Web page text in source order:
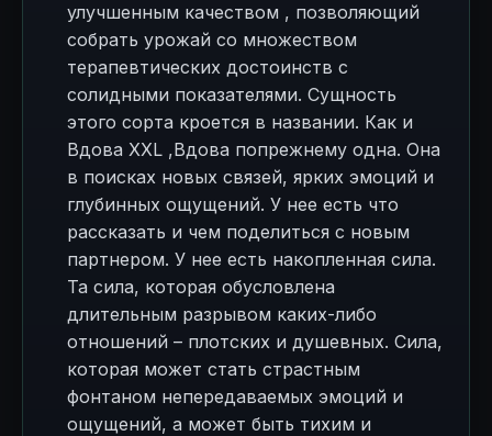
улучшенным качеством , позволяющий
собрать урожай со множеством
терапевтических достоинств с
солидными показателями. Сущность
этого сорта кроется в названии. Как и
Вдова XXL ,Вдова попрежнему одна. Она
в поисках новых связей, ярких эмоций и
глубинных ощущений. У нее есть что
рассказать и чем поделиться с новым
партнером. У нее есть накопленная сила.
Та сила, которая обусловлена
длительным разрывом каких-либо
отношений – плотских и душевных. Сила,
которая может стать страстным
фонтаном непередаваемых эмоций и
ощущений, а может быть тихим и